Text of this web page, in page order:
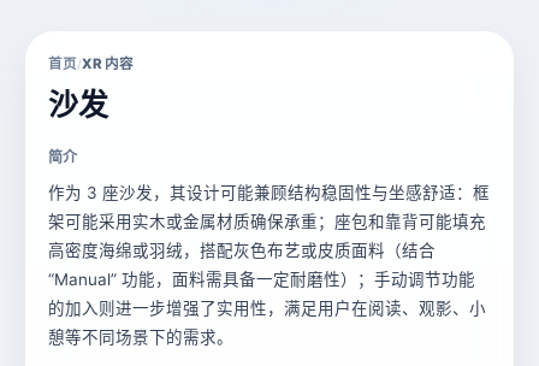
首页/XR 内容
沙发
简介
作为 3 座沙发，其设计可能兼顾结构稳固性与坐感舒适：框
架可能采用实木或金属材质确保承重；座包和靠背可能填充
高密度海绵或羽绒，搭配灰色布艺或皮质面料（结合
“Manual” 功能，面料需具备一定耐磨性）；手动调节功能
的加入则进一步增强了实用性，满足用户在阅读、观影、小
憩等不同场景下的需求。